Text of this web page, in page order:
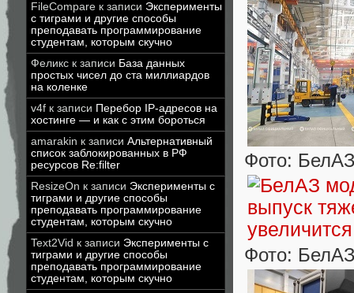
FileCompare к записи Эксперименты
с тиграми и другие способы
преподавать программирование
студентам, которым скучно
Феликс к записи База данных
простых чисел до ста миллиардов
на коленке
v4f к записи Перебор IP-адресов на
хостинге — и как с этим бороться
amarakin к записи Альтернативный
список заблокированных в РФ
ресурсов Re:filter
ResizeOn к записи Эксперименты с
тиграми и другие способы
преподавать программирование
студентам, которым скучно
Text2Vid к записи Эксперименты с
тиграми и другие способы
преподавать программирование
студентам, которым скучно
Фото:
Фото: